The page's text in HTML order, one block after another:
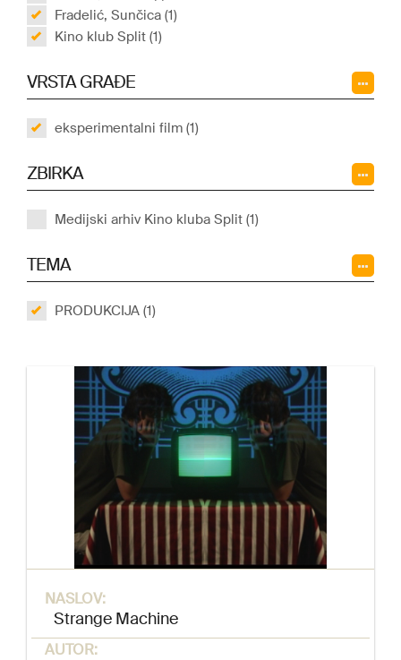
Fradelić, Sunčica (1)
Kino klub Split (1)
VRSTA GRAĐE
eksperimentalni film (1)
ZBIRKA
Medijski arhiv Kino kluba Split (1)
TEMA
PRODUKCIJA (1)
NASLOV:
Strange Machine
AUTOR: